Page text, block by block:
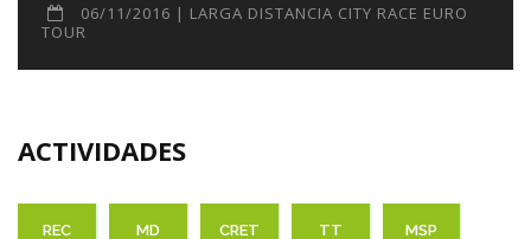
06/11/2016 | LARGA DISTANCIA CITY RACE EURO
TOUR
ACTIVIDADES
REC MD CRET TT MSP